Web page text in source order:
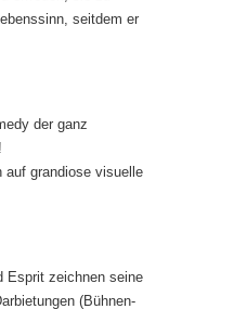
seitdem er
der ganz
auf grandiose visuelle
Esprit zeichnen seine
(Bühnen-